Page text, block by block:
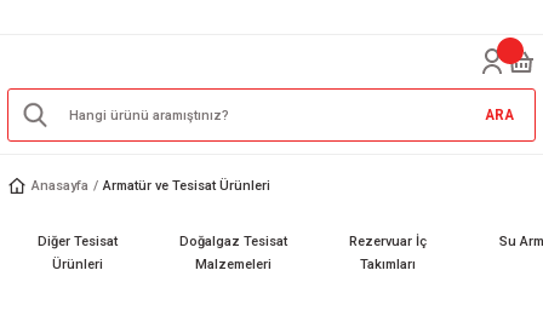
ARA
Anasayfa Armatür ve Tesisat Ürünleri
Diğer Tesisat
Ürünleri
Doğalgaz Tesisat
Malzemeleri
Rezervuar İç
Takımları
Su